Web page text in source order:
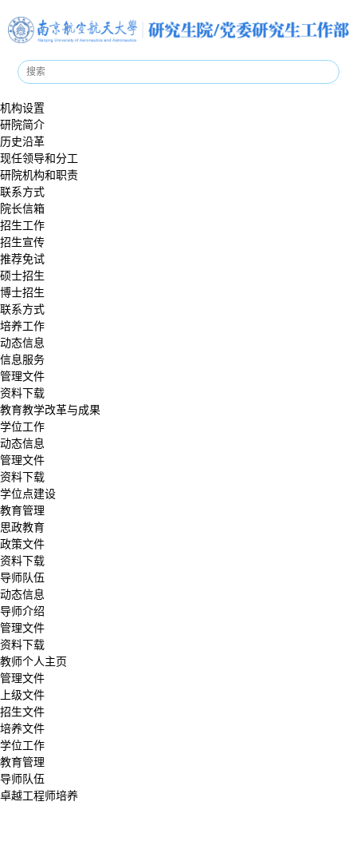
机构设置
研院简介
历史沿革
现任领导和分工
研院机构和职责
联系方式
院长信箱
招生工作
招生宣传
推荐免试
硕士招生
博士招生
联系方式
培养工作
动态信息
信息服务
管理文件
资料下载
教育教学改革与成果
学位工作
动态信息
管理文件
资料下载
学位点建设
教育管理
思政教育
政策文件
资料下载
导师队伍
动态信息
导师介绍
管理文件
资料下载
教师个人主页
管理文件
上级文件
招生文件
培养文件
学位工作
教育管理
导师队伍
卓越工程师培养